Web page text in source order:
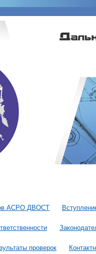
АСРО ДВОСТ
проверок